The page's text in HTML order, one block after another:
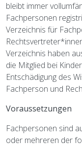
bleibt immer
Fachpersonen
Verzeichnis für
Verzeichnis haben
die Mitglied bei
Entschädigung des
Fachperson und
Voraussetzungen
Fachpersonen sind
oder mehreren der